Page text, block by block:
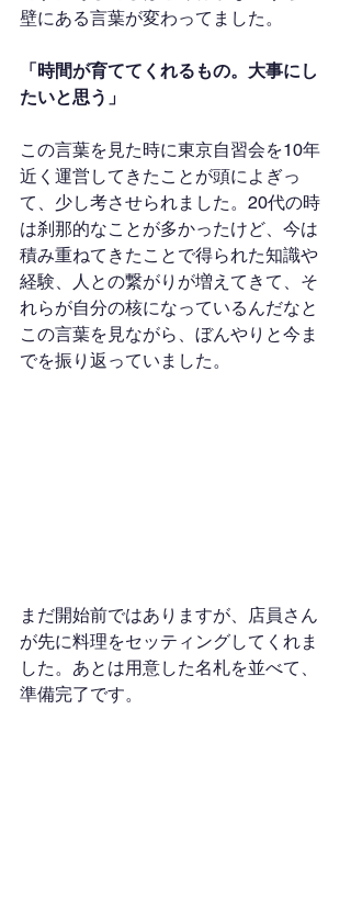
壁にある言葉が変わってました。
「時間が育ててくれるもの。大事にし
たいと思う」
この言葉を見た時に東京自習会を10年
近く運営してきたことが頭によぎっ
て、少し考させられました。20代の時
は刹那的なことが多かったけど、今は
積み重ねてきたことで得られた知識や
経験、人との繋がりが増えてきて、そ
れらが自分の核になっているんだなと
この言葉を見ながら、ぼんやりと今ま
でを振り返っていました。
まだ開始前ではありますが、店員さん
が先に料理をセッティングしてくれま
した。あとは用意した名札を並べて、
準備完了です。